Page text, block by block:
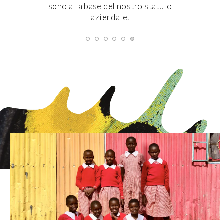
sono alla base del nostro statuto
aziendale.